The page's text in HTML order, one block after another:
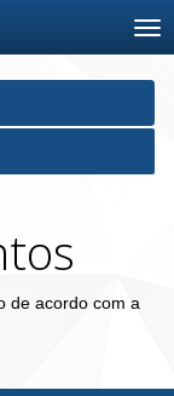
de acordo com a